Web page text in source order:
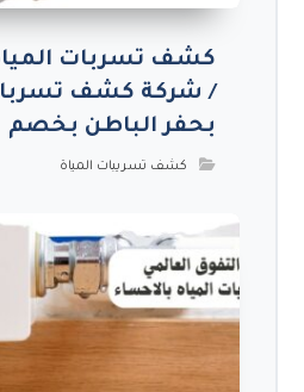
كشف تسربات
/ شركة كشف
بحفر الباطن بخصم
كشف تسريبات المياة